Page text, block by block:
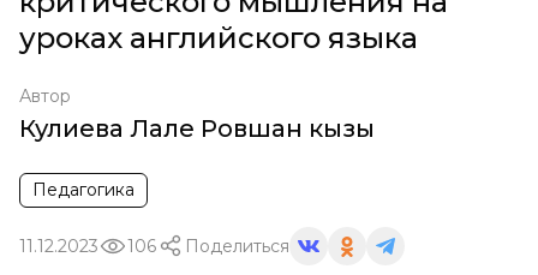
уроках английского языка
Автор
Кулиева Лале Ровшан кызы
Педагогика
11.12.2023 106 Поделиться